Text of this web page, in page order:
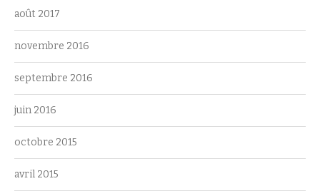
août 2017
novembre 2016
septembre 2016
juin 2016
octobre 2015
avril 2015